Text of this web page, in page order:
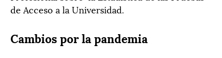
de Acceso a la Universidad.
Cambios por la pandemia